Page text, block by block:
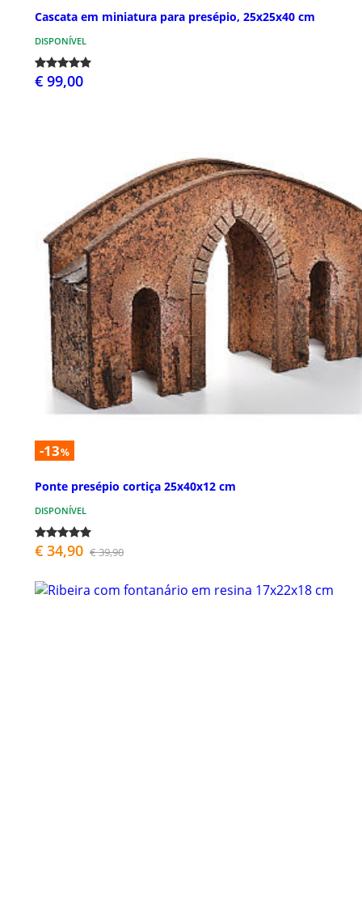
Cascata em miniatura para presépio, 25x25x40 cm
DISPONÍVEL
€ 99,00
-13%
Ponte presépio cortiça 25x40x12 cm
DISPONÍVEL
€ 34,90 € 39,90